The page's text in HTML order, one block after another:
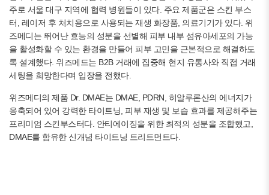
주로 서울 대구 지역에 협력 병원들이 있다. 주요 제품군은 스킨 부스
터, 레이저 후 처치용으로 사용되는 재생 화장품, 의료기기가 있다. 위
즈메디는 뛰어난 효능의 성분을 선별해 피부 내부 섬유아세포의 가능
을 활성화할 수 있는 환경을 만들어 피부 고민을 근본적으로 해결하도
록 설계했다. 위즈메드는 B2B 거래에 집중해 현지 유통사와 직접 거래
세팅을 희망한다며 입장을 전했다.
위즈메디의 제품 Dr. DMAE는 DMAE, PDRN, 히알루론산의 에너지가
응축되어 있어 강력한 타이트닝, 피부 재생 및 보습 효과를 제공해주는
프리미엄 스킨부스터다. 안티에이징을 위한 최적의 성분을 조합했고,
DMAE를 함유한 신개념 타이트닝 트리트먼트다.